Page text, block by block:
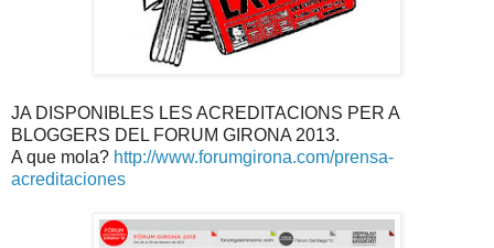
JA DISPONIBLES LES ACREDITACIONS PER A
BLOGGERS DEL FORUM GIRONA 2013.
A que mola? http://www.forumgirona.com/prensa-
acreditaciones